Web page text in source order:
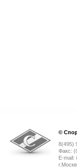
©
8(495)
Факс:
E-mail: